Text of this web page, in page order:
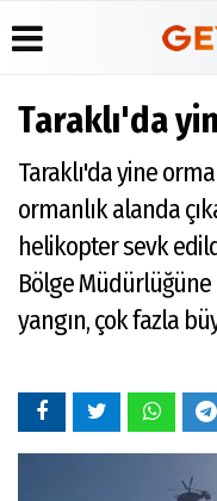
Haber
Arşivi
Günün
Haberleri
Taraklı'da
Taraklı'da yine
ormanlık alanda
helikopter sevk
Bölge
yangın, çok fazla